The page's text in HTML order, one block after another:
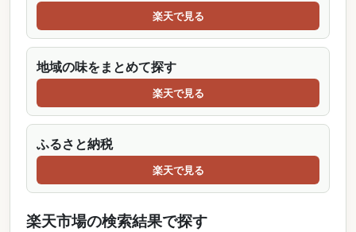
楽天で見る
地域の味をまとめて探す
楽天で見る
ふるさと納税
楽天で見る
楽天市場の検索結果で探す